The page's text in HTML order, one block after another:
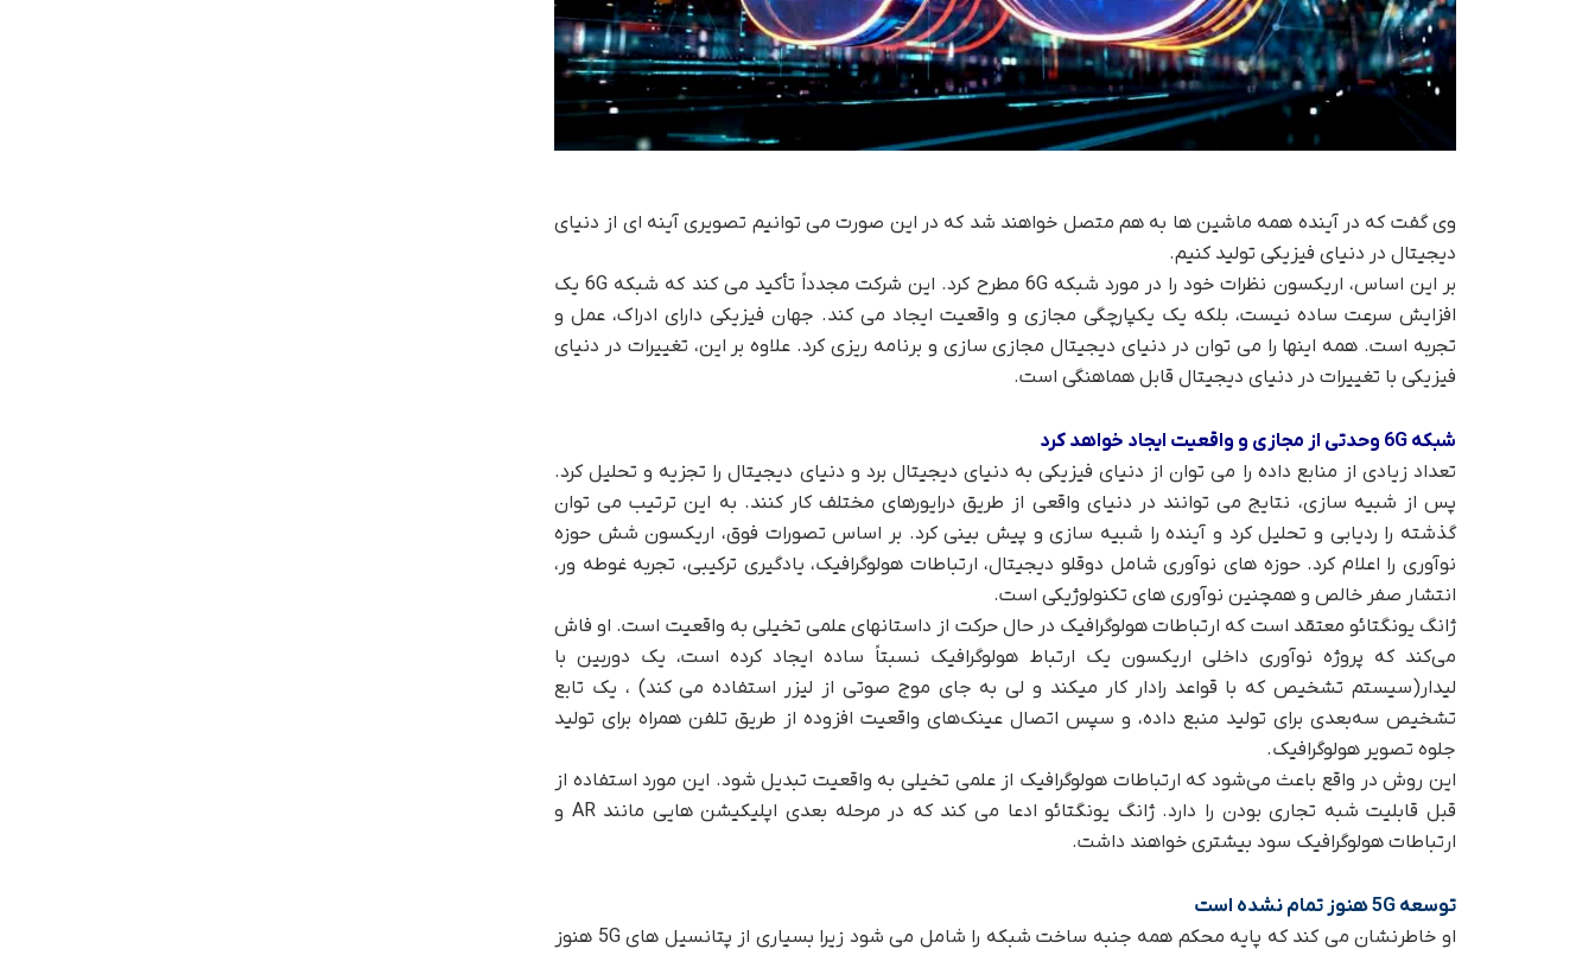
وی گفت که در آینده همه ماشین ها به هم متصل خواهند شد که در این صورت می توانیم تصویری آینه ای از دنیای
دیجیتال در دنیای فیزیکی تولید کنیم.
بر این اساس، اریکسون نظرات خود را در مورد شبکه 6G مطرح کرد. این شرکت مجدداً تأکید می کند که شبکه 6G یک
افزایش سرعت ساده نیست، بلکه یک یکپارچگی مجازی و واقعیت ایجاد می کند. جهان فیزیکی دارای ادراک، عمل و
تجربه است. همه اینها را می توان در دنیای دیجیتال مجازی سازی و برنامه ریزی کرد. علاوه بر این، تغییرات در دنیای
فیزیکی با تغییرات در دنیای دیجیتال قابل هماهنگی است.
شبکه 6G وحدتی از مجازی و واقعیت ایجاد خواهد کرد
تعداد زیادی از منابع داده را می توان از دنیای فیزیکی به دنیای دیجیتال برد و دنیای دیجیتال را تجزیه و تحلیل کرد.
پس از شبیه سازی، نتایج می توانند در دنیای واقعی از طریق درایورهای مختلف کار کنند. به این ترتیب می توان
گذشته را ردیابی و تحلیل کرد و آینده را شبیه سازی و پیش بینی کرد. بر اساس تصورات فوق، اریکسون شش حوزه
نوآوری را اعلام کرد. حوزه های نوآوری شامل دوقلو دیجیتال، ارتباطات هولوگرافیک، یادگیری ترکیبی، تجربه غوطه ور،
انتشار صفر خالص و همچنین نوآوری های تکنولوژیکی است.
ژانگ یونگتائو معتقد است که ارتباطات هولوگرافیک در حال حرکت از داستانهای علمی تخیلی به واقعیت است. او فاش
می‌کند که پروژه نوآوری داخلی اریکسون یک ارتباط هولوگرافیک نسبتاً ساده ایجاد کرده است، یک دوربین با
لیدار(سیستم تشخیص که با قواعد رادار کار میکند و لی به جای موج صوتی از لیزر استفاده می کند) ، یک تابع
تشخیص سه‌بعدی برای تولید منبع داده، و سپس اتصال عینک‌های واقعیت افزوده از طریق تلفن همراه برای تولید
جلوه تصویر هولوگرافیک.
این روش در واقع باعث می‌شود که ارتباطات هولوگرافیک از علمی تخیلی به واقعیت تبدیل شود. این مورد استفاده از
قبل قابلیت شبه تجاری بودن را دارد. ژانگ یونگتائو ادعا می کند که در مرحله بعدی اپلیکیشن هایی مانند AR و
ارتباطات هولوگرافیک سود بیشتری خواهند داشت.
توسعه 5G هنوز تمام نشده است
او خاطرنشان می کند که پایه محکم همه جنبه ساخت شبکه را شامل می شود زیرا بسیاری از پتانسیل های 5G هنوز